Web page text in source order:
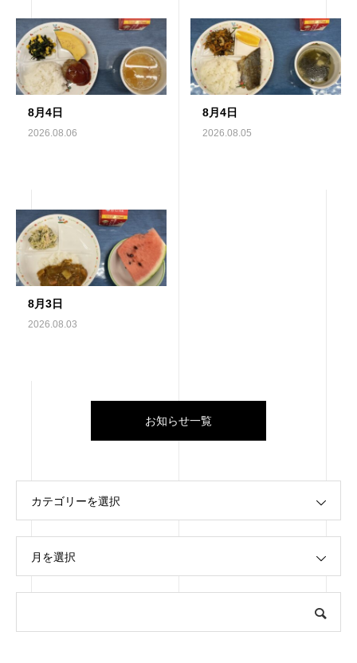
8月4日
2026.08.06
8月4日
2026.08.05
8月3日
2026.08.03
お知らせ一覧
カテゴリーを選択
月を選択